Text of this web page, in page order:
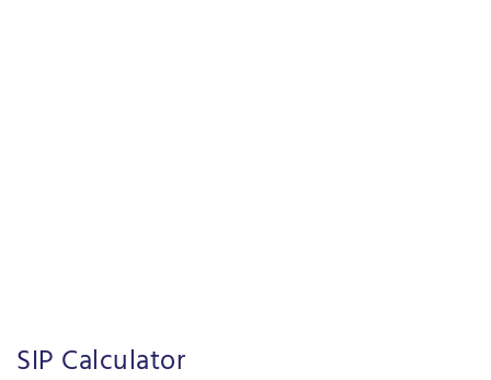
SIP Calculator